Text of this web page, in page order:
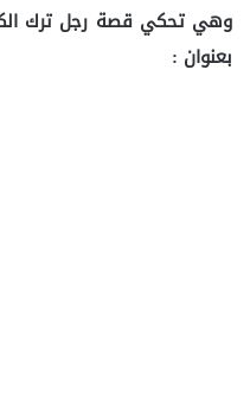
وهي تحكي قصة رجل ترك
بعنوان :